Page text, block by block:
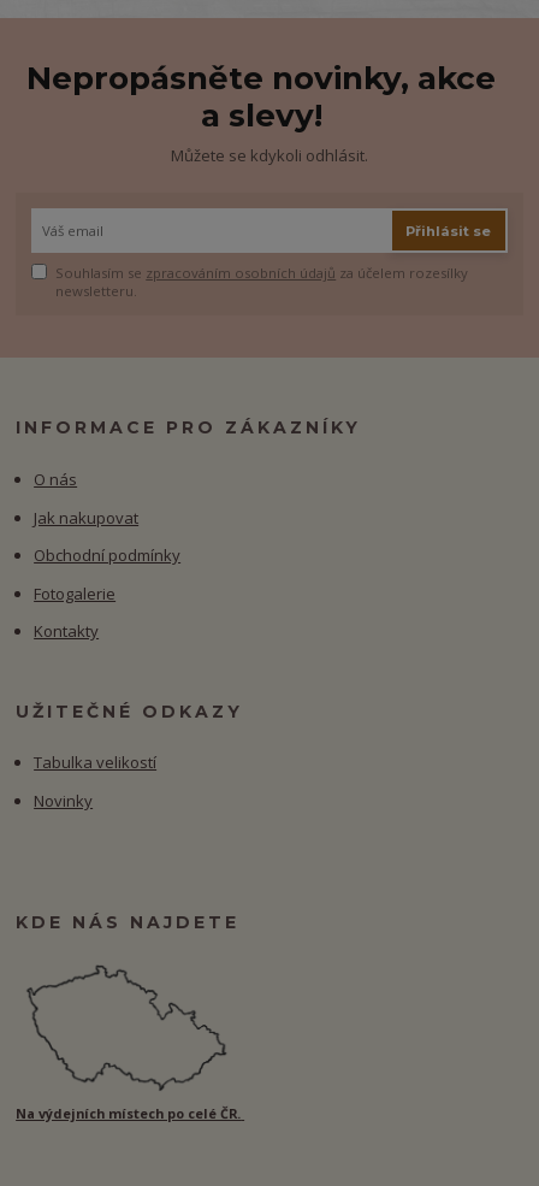
Nepropásněte novinky, akce
a slevy!
Můžete se kdykoli odhlásit.
Přihlásit se
Souhlasím se zpracováním osobních údajů za účelem rozesílky
newsletteru.
INFORMACE PRO ZÁKAZNÍKY
O nás
Jak nakupovat
Obchodní podmínky
Fotogalerie
Kontakty
UŽITEČNÉ ODKAZY
Tabulka velikostí
Novinky
KDE NÁS NAJDETE
Na výdejních místech po celé ČR.